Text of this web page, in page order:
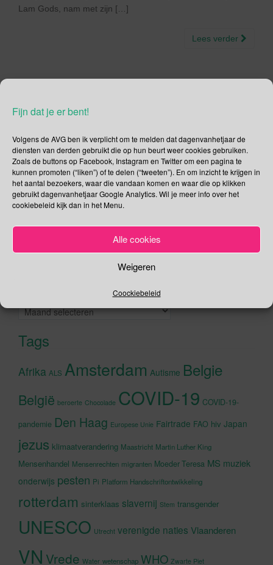
Fijn dat je er bent!
Volgens de AVG ben ik verplicht om te melden dat dagenvanhetjaar de
diensten van derden gebruikt die op hun beurt weer cookies gebruiken.
Zoals de buttons op Facebook, Instagram en Twitter om een pagina te
kunnen promoten (“liken”) of te delen (“tweeten”). En om inzicht te krijgen in
het aantal bezoekers, waar die vandaan komen en waar die op klikken
gebruikt dagenvanhetjaar Google Analytics. Wil je meer info over het
cookiebeleid kijk dan in het Menu.
Alle cookies
Weigeren
Coockiebeleid
Lam Gods, nam met zijn […]
Lees verder
Social Media
Je kunt me volgen op
Zoeken
Recente tweets
accepteren en deze inhoud in te
Archieven
Tags
Afrika ALS Amsterdam Autisme Belgie
België beroerte Chocolade COVID-19 COVID-19-
pandemie Den Haag Europese Unie Fairtrade FAO hiv Japan
jezus klimaatverandering Maastricht Martin Luther King
Mensenhandel Mensenrechten migranten Moeder Teresa MS muziek
onderwijs pesten Pi Platform Handschriftontwikkeling
rotterdam sinterklaas slavernij Stem transgender
UNESCO Utrecht verenigde naties Vlaanderen
VN Vrede Water wetenschap WHO Zwarte Piet